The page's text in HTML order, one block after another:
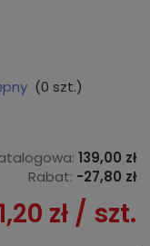
(0 szt.)
139,00 zł
Rabat: -27,80 zł
zł / szt.